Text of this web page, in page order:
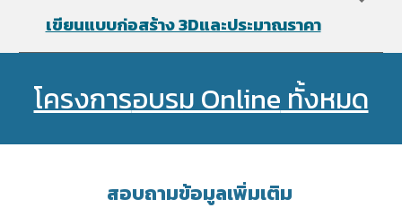
เขียนแบบก่อสร้าง 3Dและประมาณราคา
โครงการอบรม Online ทั้งหมด
สอบถามข้อมูลเพิ่มเติม